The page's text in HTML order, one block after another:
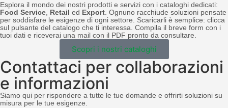
Esplora il mondo dei nostri prodotti e servizi con i cataloghi dedicati:
Food Service, Retail ed Export. Ognuno racchiude soluzioni pensate
per soddisfare le esigenze di ogni settore. Scaricarli è semplice: clicca
sul pulsante del catalogo che ti interessa. Compila il breve form con i
tuoi dati e riceverai una mail con il PDF pronto da consultare.
Scopri i nostri cataloghi
Contattaci per collaborazioni
e informazioni
Siamo qui per rispondere a tutte le tue domande e offrirti soluzioni su
misura per le tue esigenze.